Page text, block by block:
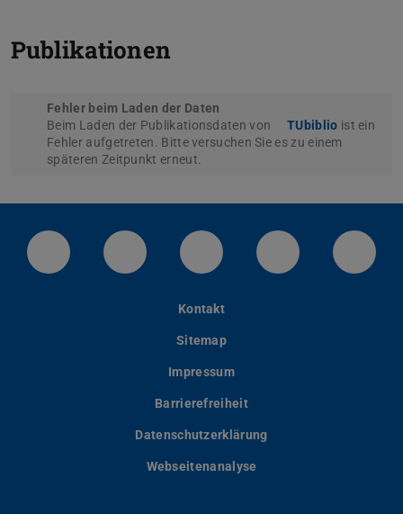
Publikationen
Fehler beim Laden der Daten
Beim Laden der Publikationsdaten von
TUbiblio ist ein
Fehler aufgetreten. Bitte versuchen Sie es zu einem
späteren Zeitpunkt erneut.
LinkedIn-Seite der TU Darmstadt
Instagram-Kanal der TU
Bluesky-Kanal der TU
Facebook-
Kontakt
Sitemap
Impressum
Barrierefreiheit
Datenschutzerklärung
Webseitenanalyse